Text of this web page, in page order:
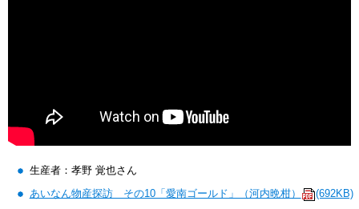
生産者：孝野 覚也さん
あいなん物産探訪 その10「愛南ゴールド」（河内晩柑）
(692KB)